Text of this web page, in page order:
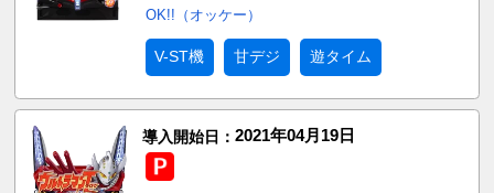
OK!!（オッケー）
V-ST機 甘デジ 遊タイム
導入開始日： 2021年04月19日